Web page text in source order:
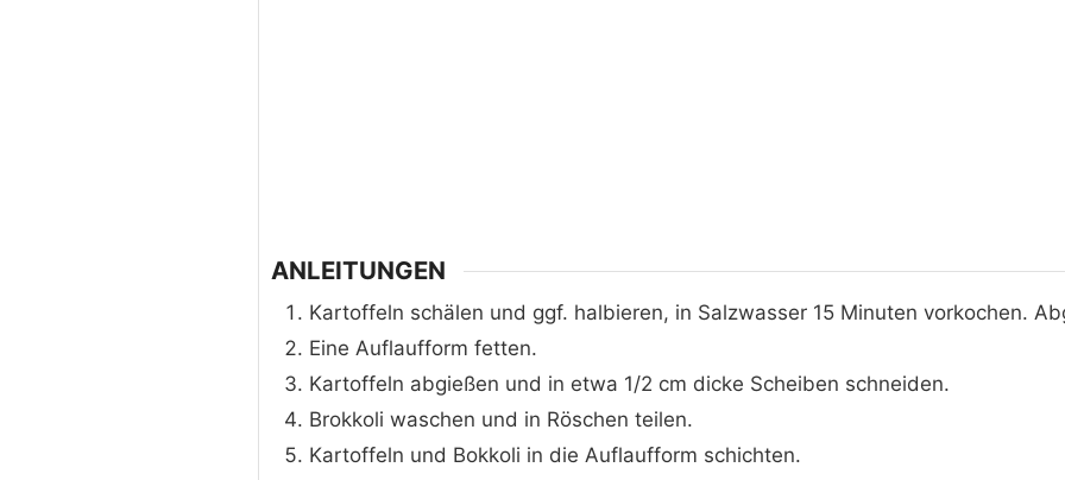
ANLEITUNGEN
Kartoffeln schälen und ggf. halbieren, in Salzwasser 15 Minuten vorkochen.
Eine Auflaufform fetten.
Kartoffeln abgießen und in etwa 1/2 cm dicke Scheiben schneiden.
Brokkoli waschen und in Röschen teilen.
Kartoffeln und Bokkoli in die Auflaufform schichten.